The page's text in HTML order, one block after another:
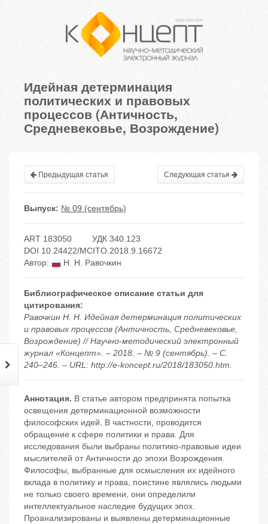
Идейная детерминация
политических и правовых
процессов (Античность,
Средневековье, Возрождение)
Предыдущая статья Следующая статья
Выпуск: № 09 (сентябрь)
ART 183050
УДК 340.123
DOI 10.24422/MCITO.2018.9.16672
Автор:
Н. Н. Равочкин
Библиографическое описание статьи для
цитирования:
Равочкин Н. Н. Идейная детерминация политических
и правовых процессов (Античность, Средневековье,
Возрождение) // Научно-методический электронный
журнал «Концепт». – 2018. – № 9 (сентябрь). – С.
240–246. – URL: http://e-koncept.ru/2018/183050.htm.
Аннотация. В статье автором предпринята попытка
освещения детерминационной возможности
философских идей. В частности, проводится
обращение к сфере политики и права. Для
исследования были выбраны политико-правовые идеи
мыслителей от Античности до эпохи Возрождения.
Философы, выбранные для осмысления их идейного
вклада в политику и права, поистине являлись людьми
не только своего времени, они определили
интеллектуальное наследие будущих эпох.
Проанализированы и выявлены детерминационные